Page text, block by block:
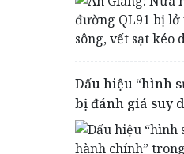
Dấu hiệu “hình
bị đánh giá suy